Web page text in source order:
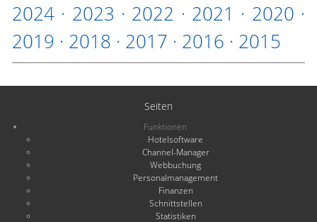
2024 · 2023 · 2022 · 2021 · 2020 ·
2019 · 2018 · 2017 · 2016 · 2015
Seiten
Funktionen
Hotelsoftware
Channel-Manager
Webbuchung
Personalmanagement
Finanzen
Schnittstellen
Statistiken